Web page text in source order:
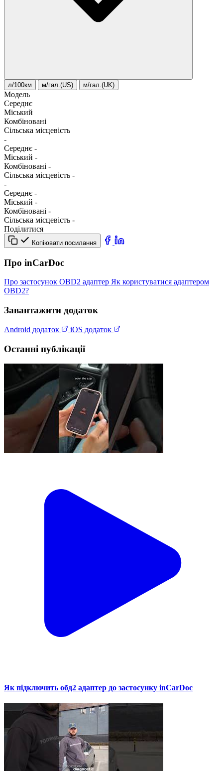
л/100км м/гал.(US) м/гал.(UK)
Модель
Середнє
Міський
Комбіновані
Сільська місцевість
-
Середнє -
Міський -
Комбіновані -
Сільська місцевість -
-
Середнє -
Міський -
Комбіновані -
Сільська місцевість -
Поділитися
Копіювати посилання
Про inCarDoc
Про застосунок OBD2 адаптер Як користуватися адаптером
OBD2?
Завантажити додаток
Android додаток iOS додаток
Останні публікації
Як підключить обд2 адаптер до застосунку inCarDoc